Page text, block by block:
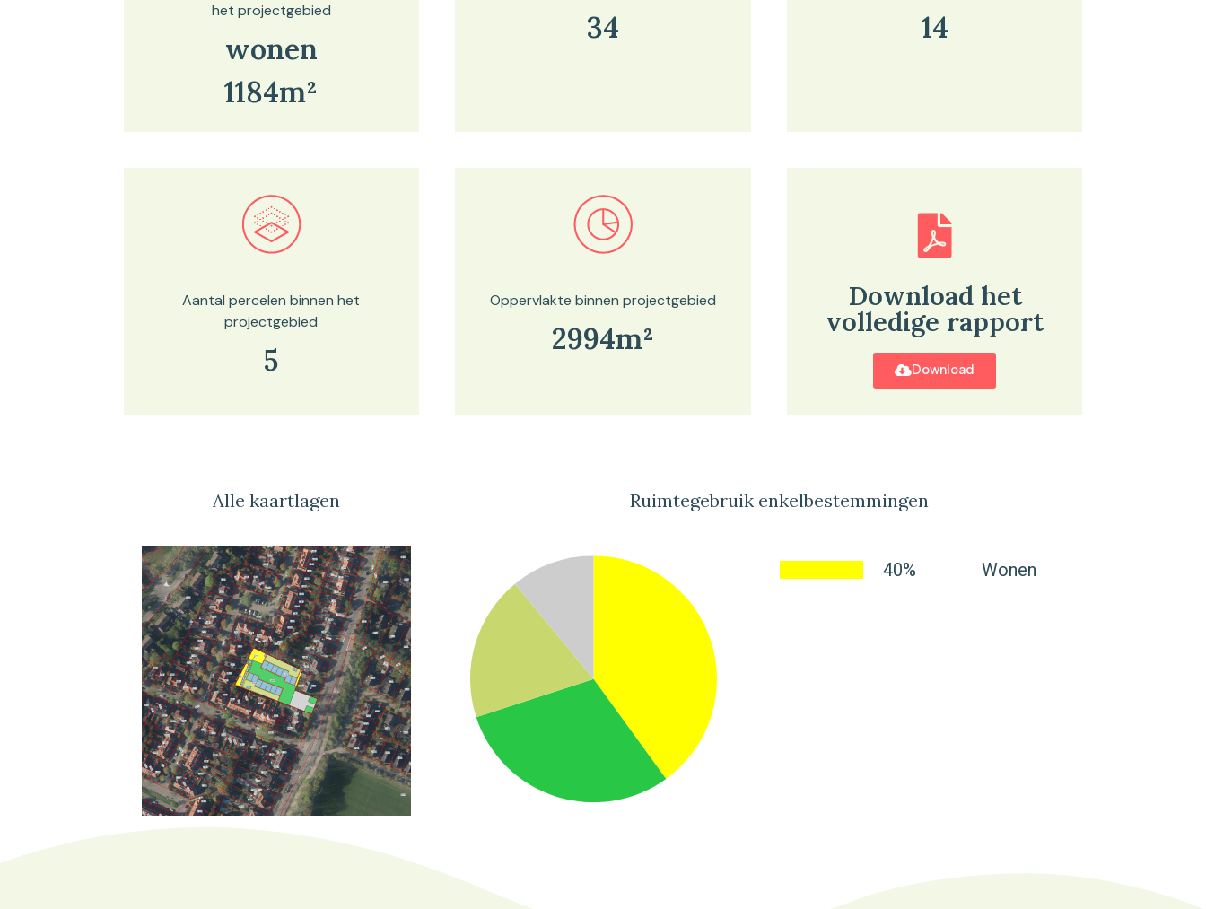
het projectgebied
wonen
1184m²
34 14
Bekijk in onze kaartviewer
Aantal percelen binnen het
projectgebied
5
Bekijk in onze kaartviewer
Oppervlakte binnen projectgebied
2994m²
Download het
volledige rapport
Download
Alle kaartlagen Ruimtegebruik enkelbestemmingen
40% Wonen